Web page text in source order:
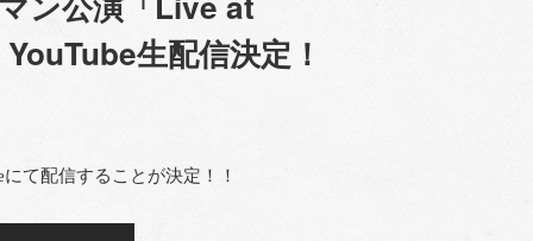
生配信決定！
て配信することが決定！！